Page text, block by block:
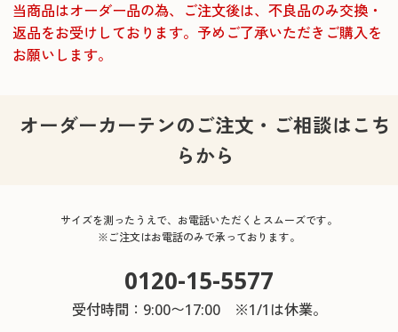
当商品はオーダー品の為、ご注文後は、不良品のみ交換・
返品をお受けしております。 予めご了承いただきご購入を
お願いします。
オーダーカーテンのご注文・ご相談はこち
らから
サイズを測ったうえで、お電話いただくとスムーズです。
※ご注文はお電話のみで承っております。
0120-15-5577
受付時間：9:00〜17:00 ※1/1は休業。